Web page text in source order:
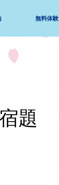
無料体験
題